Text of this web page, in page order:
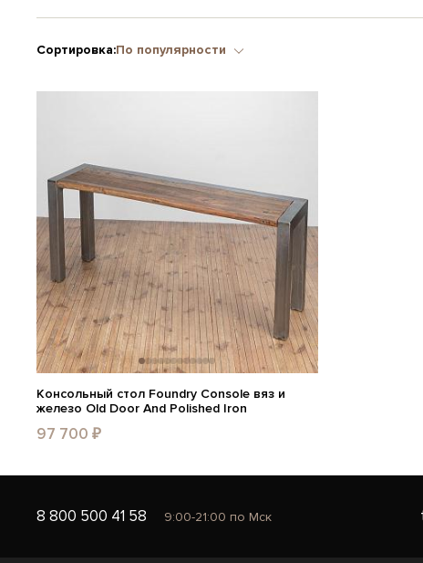
Сортировка:По популярности
Консольный стол Foundry Console вяз и
железо Old Door And Polished Iron
97 700 ₽
8 800 500 41 58 9:00-21:00 по Мск